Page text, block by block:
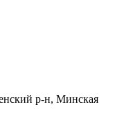
р-н, Минская